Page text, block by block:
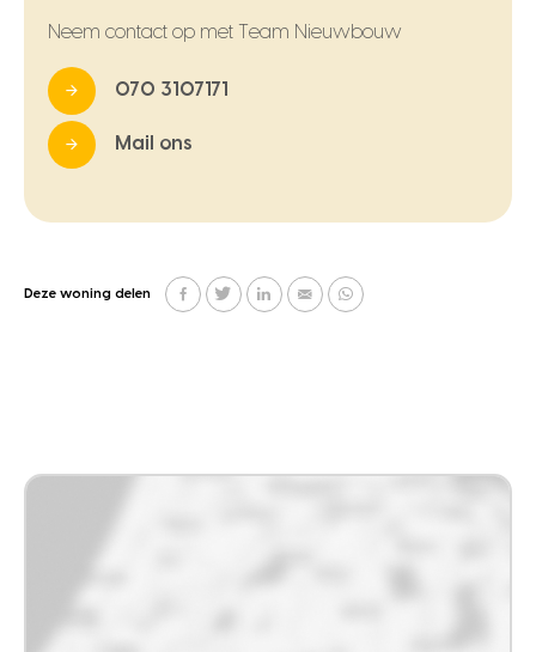
Neem contact op met Team Nieuwbouw
070 3107171
Mail ons
Deze woning delen